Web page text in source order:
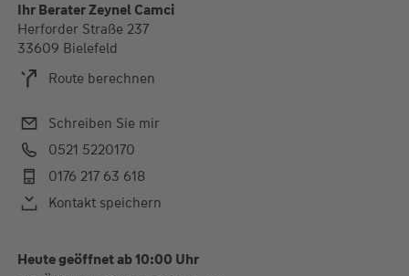
Ihr Berater Zeynel Camci
Herforder Straße 237
33609 Bielefeld
Route berechnen
Schreiben Sie mir
0521 5220170
0176 217 63 618
Kontakt speichern
Heute geöffnet ab 10:00 Uhr